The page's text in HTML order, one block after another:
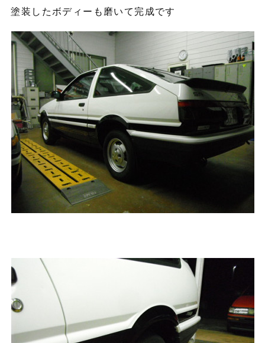
塗装したボディーも磨いて完成です